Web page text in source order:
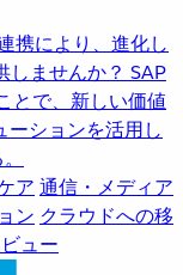
携により、進化し
しませんか？ SAP
とで、新しい価値
ーションを活用し
ア 通信・メディア
ン クラウドへの移
ュー